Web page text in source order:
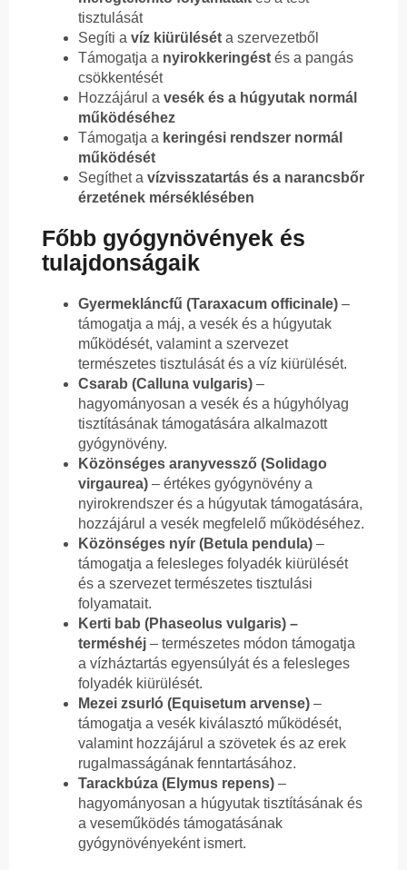
tisztulását
Segíti a víz kiürülését a szervezetből
Támogatja a nyirokkeringést és a pangás
csökkentését
Hozzájárul a vesék és a húgyutak normál
működéséhez
Támogatja a keringési rendszer normál
működését
Segíthet a vízvisszatartás és a narancsbőr
érzetének mérséklésében
Főbb gyógynövények és
tulajdonságaik
Gyermekláncfű (Taraxacum officinale) –
támogatja a máj, a vesék és a húgyutak
működését, valamint a szervezet
természetes tisztulását és a víz kiürülését.
Csarab (Calluna vulgaris) –
hagyományosan a vesék és a húgyhólyag
tisztításának támogatására alkalmazott
gyógynövény.
Közönséges aranyvessző (Solidago
virgaurea) – értékes gyógynövény a
nyirokrendszer és a húgyutak támogatására,
hozzájárul a vesék megfelelő működéséhez.
Közönséges nyír (Betula pendula) –
támogatja a felesleges folyadék kiürülését
és a szervezet természetes tisztulási
folyamatait.
Kerti bab (Phaseolus vulgaris) –
terméshéj – természetes módon támogatja
a vízháztartás egyensúlyát és a felesleges
folyadék kiürülését.
Mezei zsurló (Equisetum arvense) –
támogatja a vesék kiválasztó működését,
valamint hozzájárul a szövetek és az erek
rugalmasságának fenntartásához.
Tarackbúza (Elymus repens) –
hagyományosan a húgyutak tisztításának és
a veseműködés támogatásának
gyógynövényeként ismert.